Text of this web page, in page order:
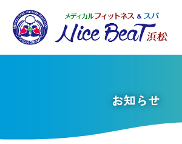
お知らせ